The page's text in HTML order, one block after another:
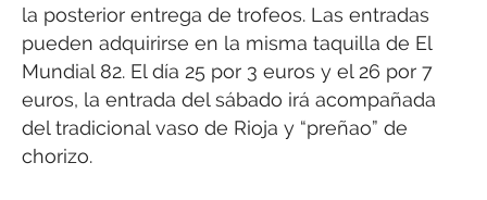
la posterior entrega de trofeos. Las entradas
pueden adquirirse en la misma taquilla de El
Mundial 82. El día 25 por 3 euros y el 26 por 7
euros, la entrada del sábado irá acompañada
del tradicional vaso de Rioja y “preñao” de
chorizo.